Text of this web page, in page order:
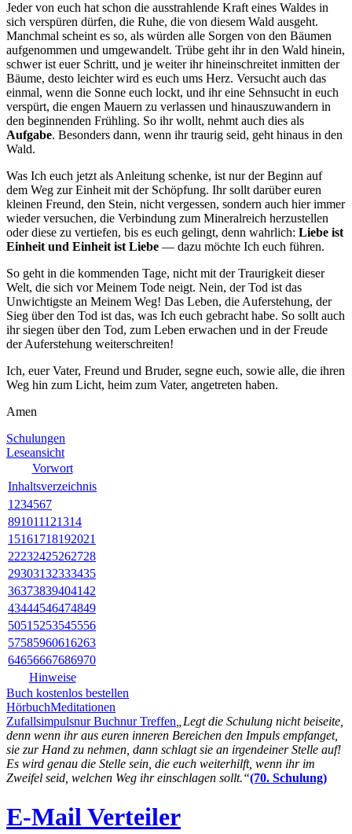
Jeder von euch hat schon die ausstrahlende Kraft eines Waldes in
sich verspüren dürfen, die Ruhe, die von diesem Wald ausgeht.
Manchmal scheint es so, als würden alle Sorgen von den Bäumen
aufgenommen und umgewandelt. Trübe geht ihr in den Wald hinein,
schwer ist euer Schritt, und je weiter ihr hineinschreitet inmitten der
Bäume, desto leichter wird es euch ums Herz. Versucht auch das
einmal, wenn die Sonne euch lockt, und ihr eine Sehnsucht in euch
verspürt, die engen Mauern zu verlassen und hinauszuwandern in
den beginnenden Frühling. So ihr wollt, nehmt auch dies als
Aufgabe. Besonders dann, wenn ihr traurig seid, geht hinaus in den
Wald.
Was Ich euch jetzt als Anleitung schenke, ist nur der Beginn auf
dem Weg zur Einheit mit der Schöpfung. Ihr sollt darüber euren
kleinen Freund, den Stein, nicht vergessen, sondern auch hier immer
wieder versuchen, die Verbindung zum Mineralreich herzustellen
oder diese zu vertiefen, bis es euch gelingt, denn wahrlich: Liebe ist
Einheit und Einheit ist Liebe — dazu möchte Ich euch führen.
So geht in die kommenden Tage, nicht mit der Traurigkeit dieser
Welt, die sich vor Meinem Tode neigt. Nein, der Tod ist das
Unwichtigste an Meinem Weg! Das Leben, die Auferstehung, der
Sieg über den Tod ist das, was Ich euch gebracht habe. So sollt auch
ihr siegen über den Tod, zum Leben erwachen und in der Freude
der Auferstehung weiterschreiten!
Ich, euer Vater, Freund und Bruder, segne euch, sowie alle, die ihren
Weg hin zum Licht, heim zum Vater, angetreten haben.
Amen
Schulungen
Leseansicht
Vorwort
Inhaltsverzeichnis
1 234567
891011121314
15161718192021
22232425262728
29303132333435
36373839404142
43444546474849
5051 5253545556
57585960616263
64656667686970
Hinweise
Buch kostenlos bestellen
HörbuchMeditationen
Zufallsimpulsnur Buchnur Treffen „Legt die Schulung nicht beiseite,
denn wenn ihr aus euren inneren Bereichen den Impuls empfanget,
sie zur Hand zu nehmen, dann schlagt sie an irgendeiner Stelle auf!
Es wird genau die Stelle sein, die euch weiterhilft, wenn ihr im
Zweifel seid, welchen Weg ihr einschlagen sollt.“(70. Schulung)
E-Mail Verteiler